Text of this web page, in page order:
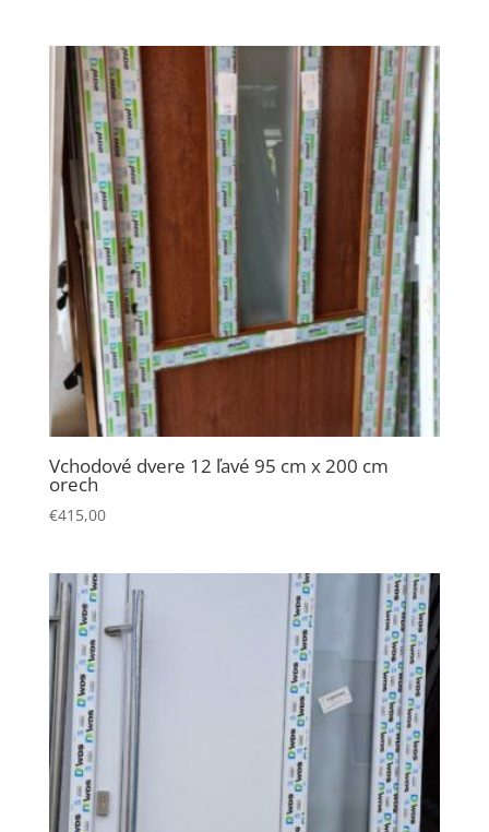
Vchodové dvere 12 ľavé 95 cm x 200 cm
orech
€415,00